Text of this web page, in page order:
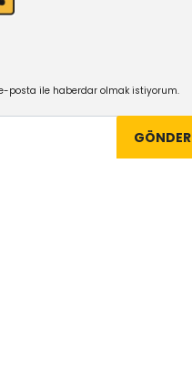
posta ile haberdar olmak istiyorum.
GÖNDER